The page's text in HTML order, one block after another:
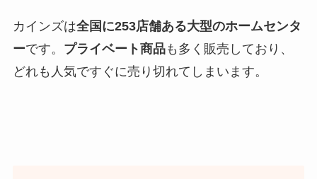
カインズは全国に253店舗ある大型のホームセンタ
ーです。 プライベート商品も多く販売しており、
どれも人気ですぐに売り切れてしまいます。